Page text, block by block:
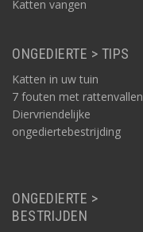
Katten vangen
ONGEDIERTE > TIPS
Katten in uw tuin
7 fouten met rattenvallen
Diervriendelijke
ongediertebestrijding
ONGEDIERTE >
BESTRIJDEN